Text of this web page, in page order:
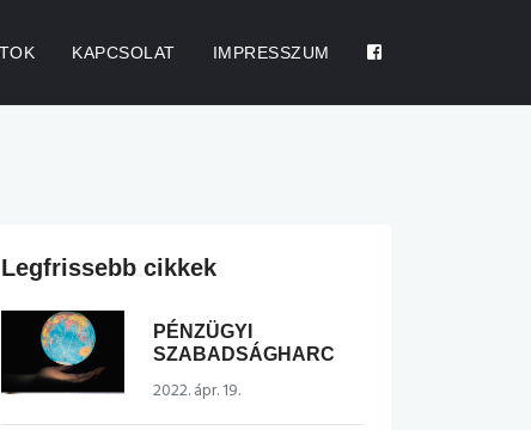
KAPCSOLAT IMPRESSZUM
Legfrissebb cikkek
PÉNZÜGYI
SZABADSÁGHARC
2022. ápr. 19.